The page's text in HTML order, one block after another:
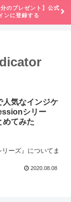
分のプレゼント】公式
ンに登録する
人気なインジケ
シリー
めてみた
ーズ』についてま
2020.08.08